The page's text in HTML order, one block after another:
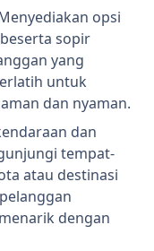
opsi
sopir
yang
untuk
dan nyaman.
dan
tempat-
atau destinasi
dengan